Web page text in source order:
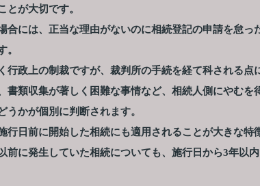
とが大切です。
合には、正当な理由がないのに相続登記の申請を怠
。
行政上の制裁ですが、裁判所の手続を経て科される点
書類収集が著しく困難な事情など、相続人側にやむを
うかが個別に判断されます。
行日前に開始した相続にも適用されることが大きな特
前に発生していた相続についても、施行日から3年以